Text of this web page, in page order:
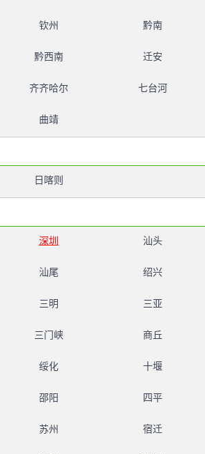
钦州 黔南
黔西南 迁安
齐齐哈尔 七台河
曲靖
日喀则
深圳 汕头
汕尾 绍兴
三明 三亚
三门峡 商丘
绥化 十堰
邵阳 四平
苏州 宿迁